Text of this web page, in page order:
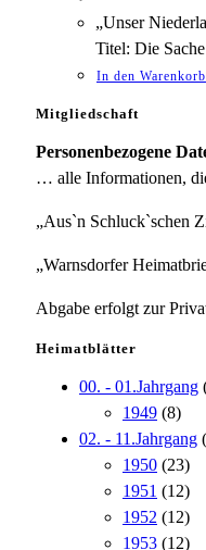
„Unser
Titel: Die
In den Warenkorb
Mitgliedschaft
Personenbezogene
… alle Informationen,
„Aus`n Schluck`schen
„Warnsdorfer
Abgabe erfolgt zur
Heimatblätter
00. - 01.Jahrgang
1949 (8)
02. - 11.Jahrgang
1950 (23)
1951 (12)
1952 (12)
1953 (12)